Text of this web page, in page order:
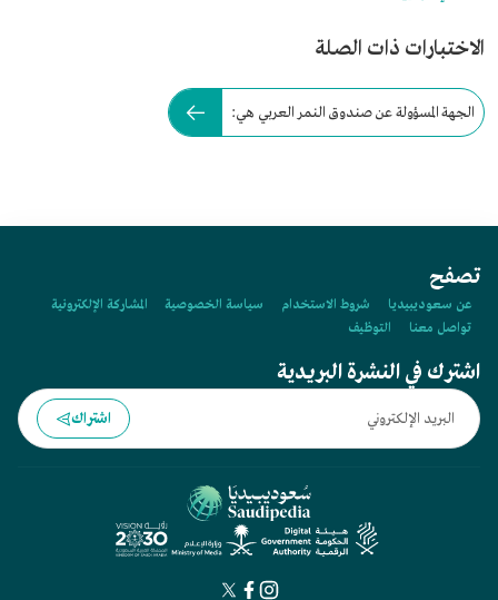
الاختبارات ذات الصلة
الجهة المسؤولة عن صندوق النمر العربي هي:
تصفح
عن سعوديبيديا شروط الاستخدام سياسة الخصوصية
المشاركة الإلكترونية
تواصل معنا
التوظيف
اشترك في النشرة البريدية
اشتراك